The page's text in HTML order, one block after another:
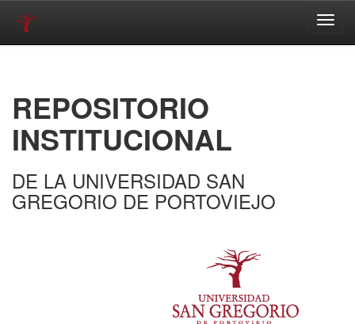
REPOSITORIO
INSTITUCIONAL
DE LA UNIVERSIDAD SAN
GREGORIO DE PORTOVIEJO